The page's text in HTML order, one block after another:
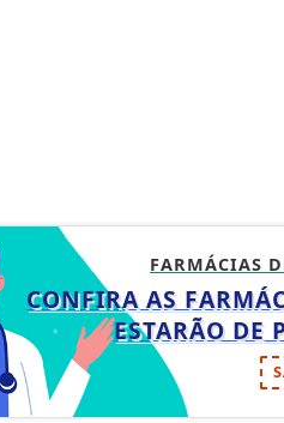
FARMÁCIAS
CONFIRA AS
ESTARÃO DE